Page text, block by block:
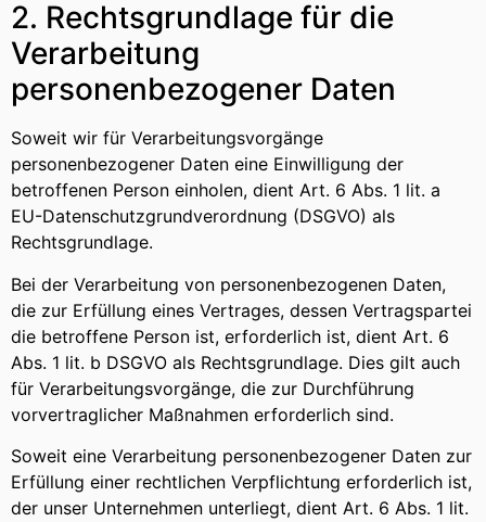
2. Rechtsgrundlage für die
Verarbeitung
personenbezogener Daten
Soweit wir für Verarbeitungsvorgänge
personenbezogener Daten eine Einwilligung der
betroffenen Person einholen, dient Art. 6 Abs. 1 lit. a
EU-Datenschutzgrundverordnung (DSGVO) als
Rechtsgrundlage.
Bei der Verarbeitung von personenbezogenen Daten,
die zur Erfüllung eines Vertrages, dessen Vertragspartei
die betroffene Person ist, erforderlich ist, dient Art. 6
Abs. 1 lit. b DSGVO als Rechtsgrundlage. Dies gilt auch
für Verarbeitungsvorgänge, die zur Durchführung
vorvertraglicher Maßnahmen erforderlich sind.
Soweit eine Verarbeitung personenbezogener Daten zur
Erfüllung einer rechtlichen Verpflichtung erforderlich ist,
der unser Unternehmen unterliegt, dient Art. 6 Abs. 1 lit.